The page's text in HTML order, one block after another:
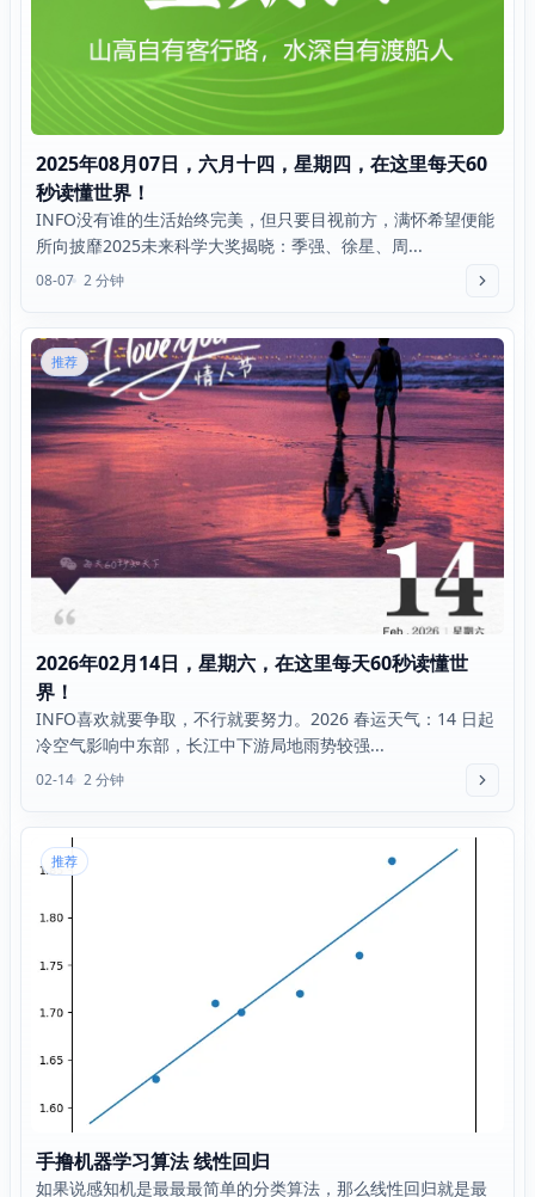
2025年08月07日，六月十四，星期四，在这里每天60
秒读懂世界！
INFO没有谁的生活始终完美，但只要目视前方，满怀希望便能
所向披靡2025未来科学大奖揭晓：季强、徐星、周...
08-07 2 分钟
推荐
2026年02月14日，星期六，在这里每天60秒读懂世
界！
INFO喜欢就要争取，不行就要努力。2026 春运天气：14 日起
冷空气影响中东部，长江中下游局地雨势较强...
02-14 2 分钟
推荐
手撸机器学习算法 线性回归
如果说感知机是最最最简单的分类算法，那么线性回归就是最